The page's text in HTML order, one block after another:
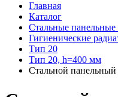
Главная
Каталог
Стальные панельные
Гигиенические
Тип 20
Тип 20, h=400 мм
Стальной